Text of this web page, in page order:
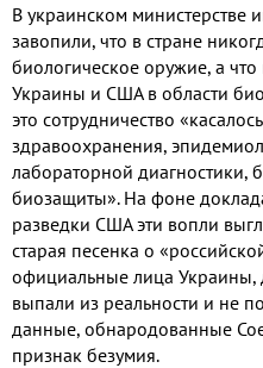
В украинском министерстве
завопили, что в стране
биологическое оружие, а что
Украины и США в области
это сотрудничество
здравоохранения,
лабораторной диагностики,
биозащиты». На фоне
разведки США эти вопли
старая песенка о
официальные лица Украины,
выпали из реальности и не
данные, обнародованные
признак безумия.